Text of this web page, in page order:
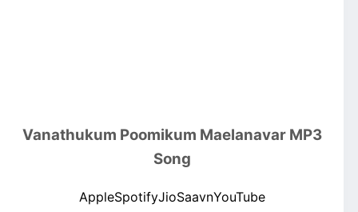
Vanathukum Poomikum Maelanavar MP3
Song
AppleSpotifyJioSaavnYouTube